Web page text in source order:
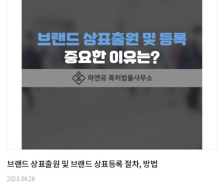
브랜드 상표출원 및 브랜드 상표등록 절차, 방법
2023.04.26